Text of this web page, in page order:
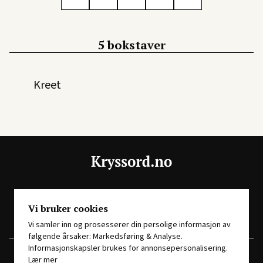
5 bokstaver
Kreet
Vi bruker cookies
Vi samler inn og prosesserer din persolige informasjon av
følgende årsaker: Markedsføring & Analyse.
Informasjonskapsler brukes for annonsepersonalisering.
Lær mer